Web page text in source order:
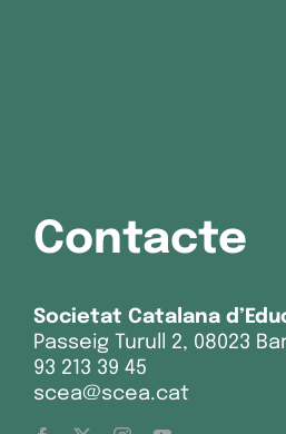
Contacte
Societat Catalana
Passeig Turull 2, 08023
93 213 39 45
scea@scea.cat